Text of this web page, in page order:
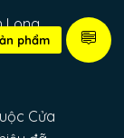
Long
Cửa
phẩm